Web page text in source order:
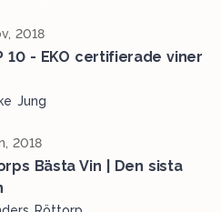
2018
10 - EKO certifierade viner
Jung
2018
Bästa Vin | Den sista